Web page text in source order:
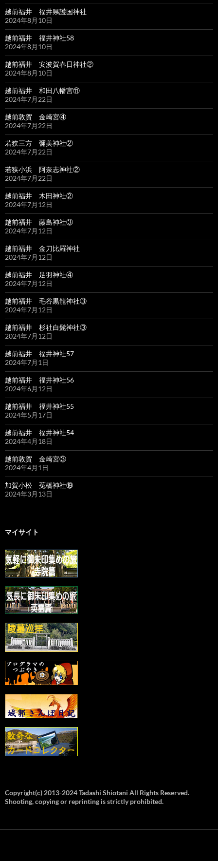
越前福井 福井県護国神社
2024年8月10日
越前福井 福井神社58
2024年8月10日
越前福井 安波賀春日神社②
2024年8月10日
越前福井 和田八幡宮⑪
2024年7月22日
越前敦賀 金崎宮④
2024年7月22日
若狭三方 彌美神社②
2024年7月22日
若狭小浜 阿奈志神社②
2024年7月22日
越前福井 木田神社②
2024年7月12日
越前福井 藤島神社③
2024年7月12日
越前福井 金刀比羅神社
2024年7月12日
越前福井 足羽神社④
2024年7月12日
越前福井 毛谷黒龍神社③
2024年7月12日
越前福井 杉社白髭神社③
2024年7月12日
越前福井 福井神社57
2024年7月1日
越前福井 福井神社56
2024年6月12日
越前福井 福井神社55
2024年5月17日
越前福井 福井神社54
2024年4月18日
越前敦賀 金崎宮③
2024年4月1日
加賀小松 菟橋神社⑲
2024年3月13日
マイサイト
Copyright(c) 2013-2024 Tadashi Shiotani All Rights Reserved.
Shooting, copying or reprinting is strictly prohibited.